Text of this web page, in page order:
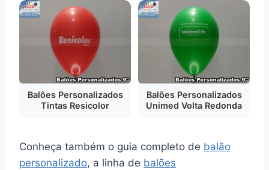
Balões Personalizados
Tintas Resicolor
Balões Personalizados
Unimed Volta Redonda
Conheça também o guia completo de balão
personalizado, a linha de balões